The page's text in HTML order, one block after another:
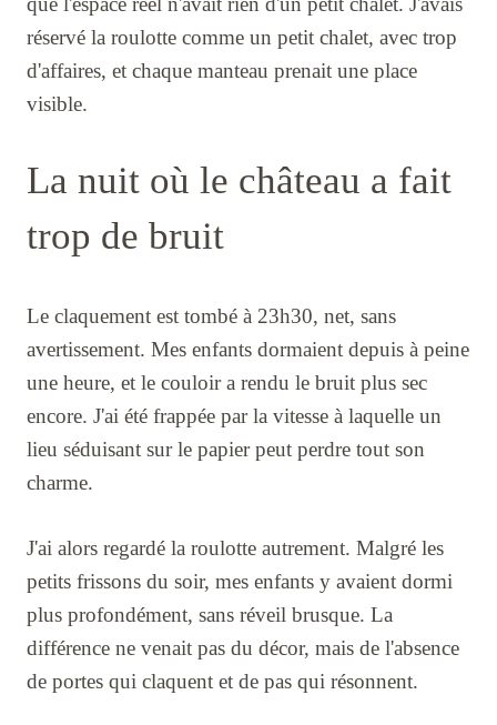
réservé la roulotte comme un petit chalet, avec trop
d'affaires, et chaque manteau prenait une place
visible.
La nuit où le château a fait
trop de bruit
Le claquement est tombé à 23h30, net, sans
avertissement. Mes enfants dormaient depuis à peine
une heure, et le couloir a rendu le bruit plus sec
encore. J'ai été frappée par la vitesse à laquelle un
lieu séduisant sur le papier peut perdre tout son
charme.
J'ai alors regardé la roulotte autrement. Malgré les
petits frissons du soir, mes enfants y avaient dormi
plus profondément, sans réveil brusque. La
différence ne venait pas du décor, mais de l'absence
de portes qui claquent et de pas qui résonnent.